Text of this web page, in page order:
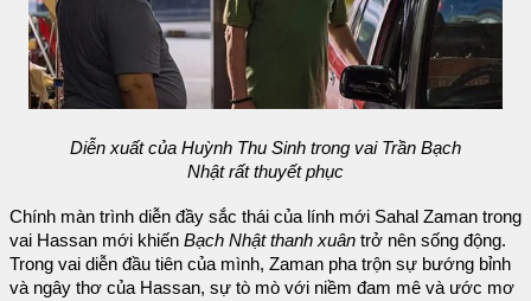
Diễn xuất của Huỳnh Thu Sinh trong vai Trần Bạch
Nhật rất thuyết phục
Chính màn trình diễn đầy sắc thái của lính mới Sahal Zaman trong
vai Hassan mới khiến Bạch Nhật thanh xuân trở nên sống động.
Trong vai diễn đầu tiên của mình, Zaman pha trộn sự bướng bỉnh
và ngây thơ của Hassan, sự tò mò với niềm đam mê và ước mơ